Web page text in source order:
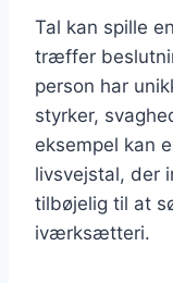
Tal kan spille
træffer
person har
styrker,
eksempel kan
livsvejstal, der
tilbøjelig til at
iværksætteri.